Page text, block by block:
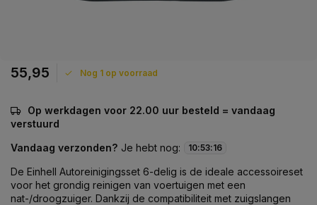
55,95 Nog 1 op voorraad
Op werkdagen voor 22.00 uur besteld = vandaag
verstuurd
Vandaag verzonden? Je hebt nog: 10:53:16
De Einhell Autoreinigingsset 6-delig is de ideale accessoireset
voor het grondig reinigen van voertuigen met een
nat-/droogzuiger. Dankzij de compatibiliteit met zuigslangen